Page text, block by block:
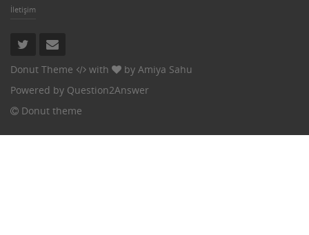
İletişim
Donut Theme with by Amiya Sahu
Powered by Question2Answer
Donut theme